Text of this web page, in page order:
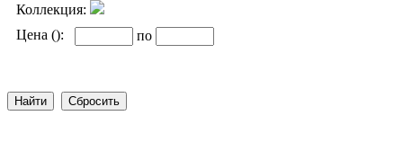
Коллекция:
Цена ():
по